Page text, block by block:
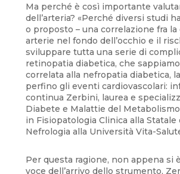
Ma perché è così importante
dell’arteria? «Perché diversi studi
o proposto – una correlazione fra
arterie nel fondo dell’occhio e il
sviluppare tutta una serie di
retinopatia diabetica, che
correlata alla nefropatia diabetica,
perfino gli eventi cardiovascolari:
continua Zerbini, laurea e
Diabete e Malattie del
in Fisiopatologia Clinica alla Statale
Nefrologia alla Università Vita-
Per questa ragione, non appena si
voce dell’arrivo dello strumento,